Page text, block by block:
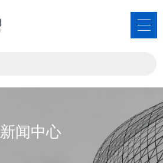
新闻中心